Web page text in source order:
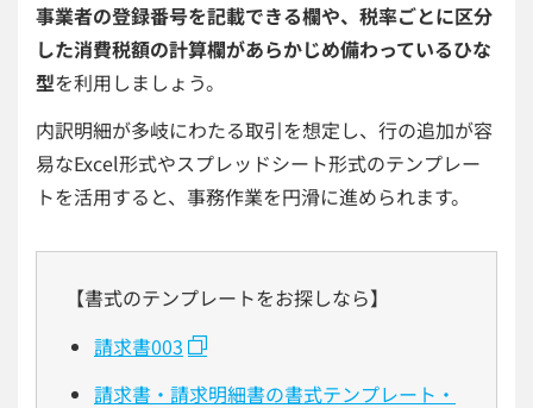
事業者の登録番号を記載できる欄や、税率ごとに区分
した消費税額の計算欄があらかじめ備わっているひな
型を利用しましょう。
内訳明細が多岐にわたる取引を想定し、行の追加が容
易なExcel形式やスプレッドシート形式のテンプレー
トを活用すると、事務作業を円滑に進められます。
【書式のテンプレートをお探しなら】
請求書003
請求書・請求明細書の書式テンプレート・